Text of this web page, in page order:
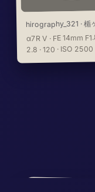
hirography_321 ·楯
α7R V · FE 14mm
2.8 · 120 · ISO 2500